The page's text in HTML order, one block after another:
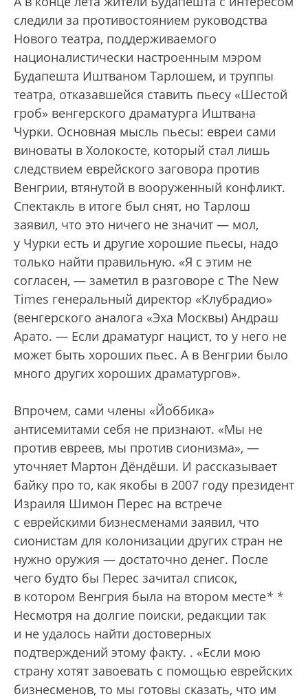
следили за противостоянием руководства
Нового театра, поддерживаемого
националистически настроенным мэром
Будапешта Иштваном Тарлошем, и труппы
театра, отказавшейся ставить пьесу «Шестой
гроб» венгерского драматурга Иштвана
Чурки. Основная мысль пьесы: евреи сами
виноваты в Холокосте, который стал лишь
следствием еврейского заговора против
Венгрии, втянутой в вооруженный конфликт.
Спектакль в итоге был снят, но Тарлош
заявил, что это ничего не значит — мол,
у Чурки есть и другие хорошие пьесы, надо
только найти правильную. «Я с этим не
согласен, — заметил в разговоре с The New
Times генеральный директор «Клубрадио»
(венгерского аналога «Эха Москвы) Андраш
Арато. — Если драматург нацист, то у него не
может быть хороших пьес. А в Венгрии было
много других хороших драматургов».
Впрочем, сами члены «Йоббика»
антисемитами себя не признают. «Мы не
против евреев, мы против сионизма», —
уточняет Мартон Дёндёши. И рассказывает
байку про то, как якобы в 2007 году президент
Израиля Шимон Перес на встрече
с еврейскими бизнесменами заявил, что
сионистам для колонизации других стран не
нужно оружия — достаточно денег. После
чего будто бы Перес зачитал список,
в котором Венгрия была на втором месте* *
Несмотря на долгие поиски, редакции так
и не удалось найти достоверных
подтверждений этому факту. . «Если мою
страну хотят завоевать с помощью еврейских
бизнесменов, то мы готовы сказать, что им